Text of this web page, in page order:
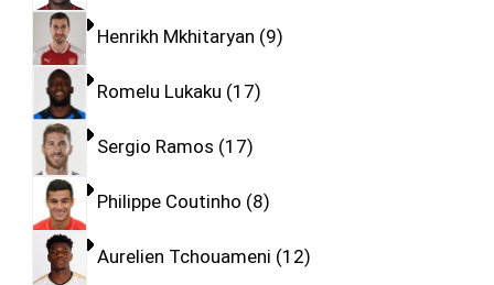
Henrikh Mkhitaryan 9
Romelu Lukaku 17
Sergio Ramos 17
Philippe Coutinho 8
Aurelien Tchouameni 12